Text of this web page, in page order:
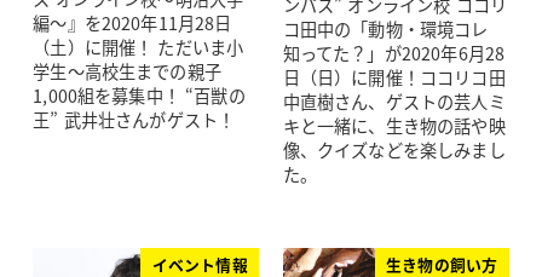
編～』を2020年11月28日
（土）に開催！ ただいま小
学生～高校生までの親子
1,000組を募集中！ “百獣の
王” 武井壮さんがゲスト！
ンパス” オンライン校 ココリ
コ田中の「動物・環境コレ
知ってた？」が2020年6月28
日（日）に開催！ココリコ田
中直樹さん、ゲストの芸人ミ
キと一緒に、生き物の話や映
像、クイズなどを楽しみまし
た。
イベント情報 生き物の飼い方